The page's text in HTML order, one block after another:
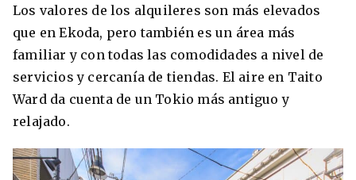
Los valores de los alquileres son más elevados
que en Ekoda, pero también es un área más
familiar y con todas las comodidades a nivel de
servicios y cercanía de tiendas. El aire en Taito
Ward da cuenta de un Tokio más antiguo y
relajado.